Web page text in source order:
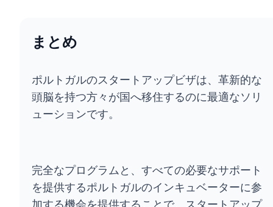
まとめ
ポルトガルのスタートアップビザは、革新的な
頭脳を持つ方々が国へ移住するのに最適なソリ
ューションです。
完全なプログラムと、すべての必要なサポート
を提供するポルトガルのインキュベーターに参
加する機会を提供することで、スタートアップ